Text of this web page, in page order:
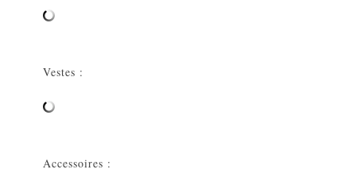
Vestes :
Accessoires :